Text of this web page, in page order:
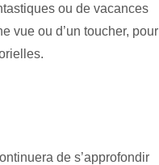
ou de vacances
vue ou d’un toucher, pour
de s’approfondir